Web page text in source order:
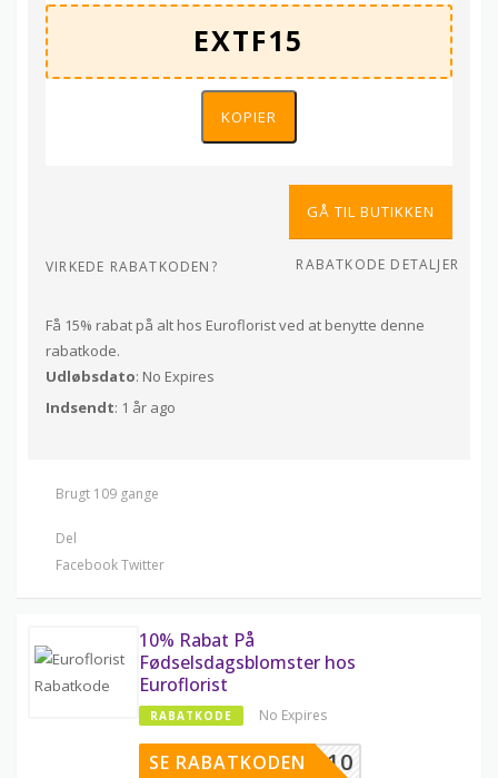
KOPIER
GÅ TIL BUTIKKEN
VIRKEDE RABATKODEN? RABATKODE DETALJER
Få 15% rabat på alt hos Euroflorist ved at benytte denne
rabatkode.
Udløbsdato: No Expires
Indsendt: 1 år ago
Brugt 109 gange
Del
FacebookTwitter
10% Rabat På
Fødselsdagsblomster hos
Euroflorist
RABATKODE No Expires
BUKET10
SE RABATKODEN